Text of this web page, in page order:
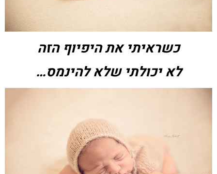
כשראיתי את היפיוף הזה
לא יכולתי שלא להינמס…